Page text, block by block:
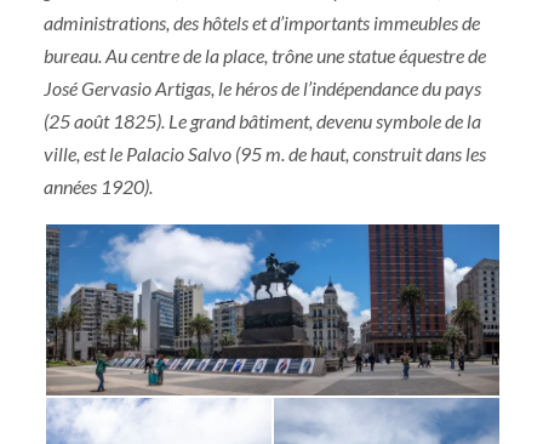
administrations, des hôtels et d’importants immeubles de
bureau. Au centre de la place, trône une statue équestre de
José Gervasio Artigas, le héros de l’indépendance du pays
(25 août 1825). Le grand bâtiment, devenu symbole de la
ville, est le Palacio Salvo (95 m. de haut, construit dans les
années 1920).